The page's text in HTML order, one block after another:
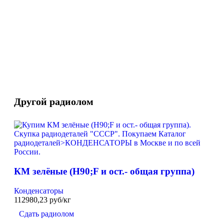
Другой радиолом
КМ зелёные (H90;F и ост.- общая группа)
Конденсаторы
112980,23 руб/кг
Сдать радиолом